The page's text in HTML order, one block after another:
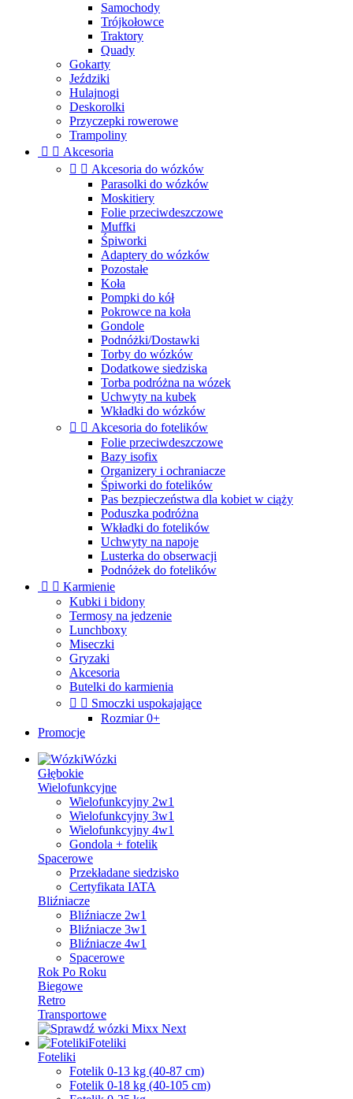
Samochody
Trójkołowce
Traktory
Quady
Gokarty
Jeździki
Hulajnogi
Deskorolki
Przyczepki rowerowe
Trampoliny
  Akcesoria
  Akcesoria do wózków
Parasolki do wózków
Moskitiery
Folie przeciwdeszczowe
Muffki
Śpiworki
Adaptery do wózków
Pozostałe
Koła
Pompki do kół
Pokrowce na koła
Gondole
Podnóżki/Dostawki
Torby do wózków
Dodatkowe siedziska
Torba podróżna na wózek
Uchwyty na kubek
Wkładki do wózków
  Akcesoria do fotelików
Folie przeciwdeszczowe
Bazy isofix
Organizery i ochraniacze
Śpiworki do fotelików
Pas bezpieczeństwa dla kobiet w ciąży
Poduszka podróżna
Wkładki do fotelików
Uchwyty na napoje
Lusterka do obserwacji
Podnóżek do fotelików
  Karmienie
Kubki i bidony
Termosy na jedzenie
Lunchboxy
Miseczki
Gryzaki
Akcesoria
Butelki do karmienia
  Smoczki uspokajające
Rozmiar 0+
Promocje
Wózki
Głębokie
Wielofunkcyjne
Wielofunkcyjny 2w1
Wielofunkcyjny 3w1
Wielofunkcyjny 4w1
Gondola + fotelik
Spacerowe
Przekładane siedzisko
Certyfikata IATA
Bliźniacze
Bliźniacze 2w1
Bliźniacze 3w1
Bliźniacze 4w1
Spacerowe
Rok Po Roku
Biegowe
Retro
Transportowe
Foteliki
Foteliki
Fotelik 0-13 kg (40-87 cm)
Fotelik 0-18 kg (40-105 cm)